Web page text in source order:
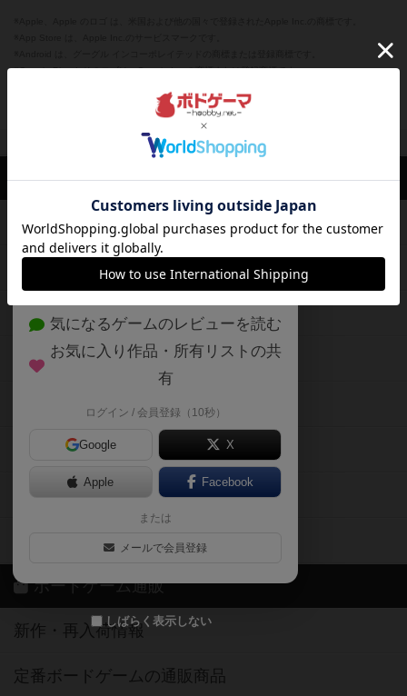
※Google Play とそのロゴは、Google Inc.の商標または登録商標です。
ボドとも一覧 りばたん 閉じる
ボードゲームのプレイ履歴を記録し
て、
自分のデータを管理しませんか？
約75,000人がボドゲーマを利用中！
気になるゲームのレビューを読む
お気に入り作品・所有リストの共
有
ログイン / 会員登録（10秒）
Google X
Apple Facebook
または
メールで会員登録
しばらく表示しない
ボドゲーマTOP
ボードゲームを検索する
ボードゲームの新着レビュー
ボードゲーム会情報
メカニクス特集
掲示板・トピックス
ボドとも・会員一覧
ボードゲーム業界コラム
ボドゲーマご利用案内
ボードゲーム通販
新作・再入荷情報
定番ボードゲームの通販商品